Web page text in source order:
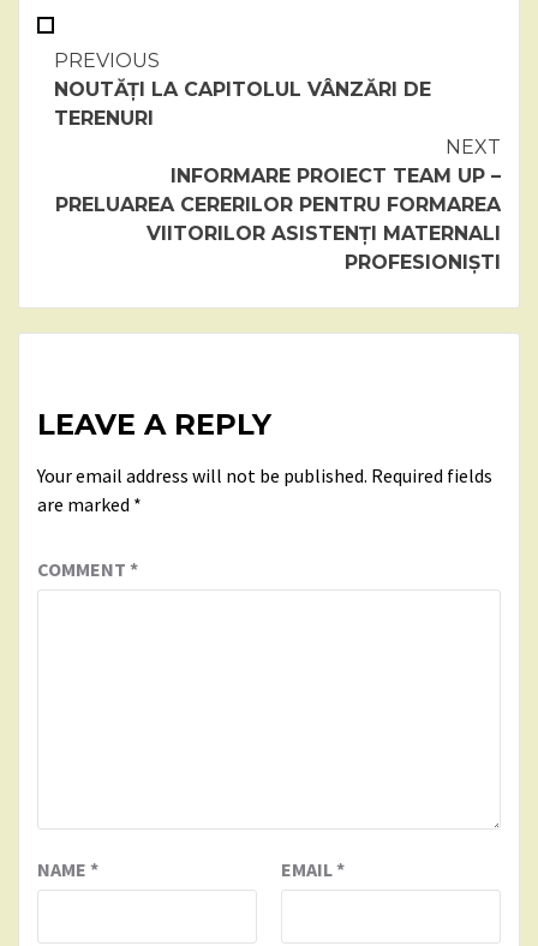
Continue
Reading
PREVIOUS
NOUTĂȚI LA CAPITOLUL VÂNZĂRI DE
TERENURI
NEXT
INFORMARE PROIECT TEAM UP –
PRELUAREA CERERILOR PENTRU FORMAREA
VIITORILOR ASISTENȚI MATERNALI
PROFESIONIȘTI
LEAVE A REPLY
Your email address will not be published. Required fields
are marked *
COMMENT *
NAME * EMAIL*